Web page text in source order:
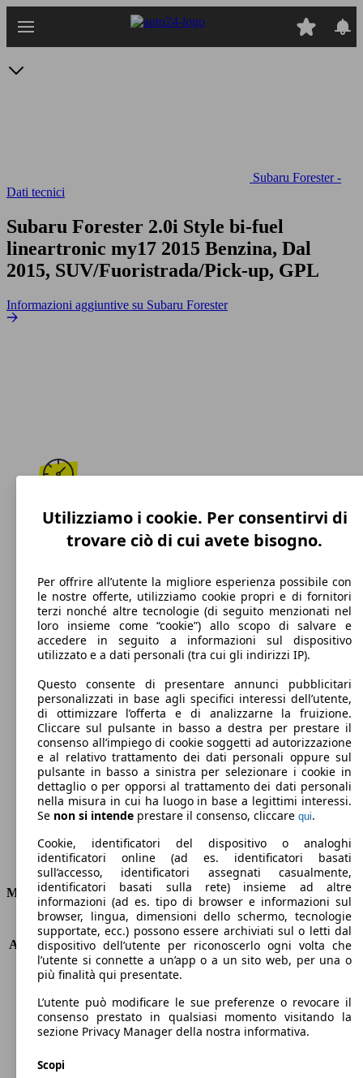
Subaru Forester -
Dati tecnici
Subaru Forester 2.0i Style bi-fuel
lineartronic my17 2015 Benzina, Dal
2015, SUV/Fuoristrada/Pick-up, GPL
Informazioni aggiuntive su Subaru Forester
192 km/h
Velocità massima
GPL
Carburante
150 g/km
Emissioni di CO2 (combinato)*
Consumi
Motore e Prestazioni
KW (PS)
110 kW (150 PS)
Accelerazione (0-100 km/h)
11.8s
Velocità massima (km/h)
192 km/h
Numero di marce
-
Coppia
198 nm
Cilindrata
1995 ccm
Carburante
GPL
Trasmissione
Utilizziamo i cookie. Per consentirvi di
trovare ciò di cui avete bisogno.
Per offrire all’utente la migliore esperienza possibile con
le nostre offerte, utilizziamo cookie propri e di fornitori
terzi nonché altre tecnologie (di seguito menzionati nel
loro insieme come “cookie”) allo scopo di salvare e
accedere in seguito a informazioni sul dispositivo
utilizzato e a dati personali (tra cui gli indirizzi IP).
Questo consente di presentare annunci pubblicitari
personalizzati in base agli specifici interessi dell’utente,
di ottimizzare l’offerta e di analizzarne la fruizione.
Cliccare sul pulsante in basso a destra per prestare il
consenso all’impiego di cookie soggetti ad autorizzazione
e al relativo trattamento dei dati personali oppure sul
pulsante in basso a sinistra per selezionare i cookie in
dettaglio o per opporsi al trattamento dei dati personali
nella misura in cui ha luogo in base a legittimi interessi.
Se non si intende prestare il consenso, cliccare qui.
Cookie, identificatori del dispositivo o analoghi
identificatori online (ad es. identificatori basati
sull’accesso, identificatori assegnati casualmente,
identificatori basati sulla rete) insieme ad altre
informazioni (ad es. tipo di browser e informazioni sul
browser, lingua, dimensioni dello schermo, tecnologie
supportate, ecc.) possono essere archiviati sul o letti dal
dispositivo dell’utente per riconoscerlo ogni volta che
l’utente si connette a un’app o a un sito web, per una o
più finalità qui presentate.
L’utente può modificare le sue preferenze o revocare il
consenso prestato in qualsiasi momento visitando la
sezione Privacy Manager della nostra informativa.
Scopi